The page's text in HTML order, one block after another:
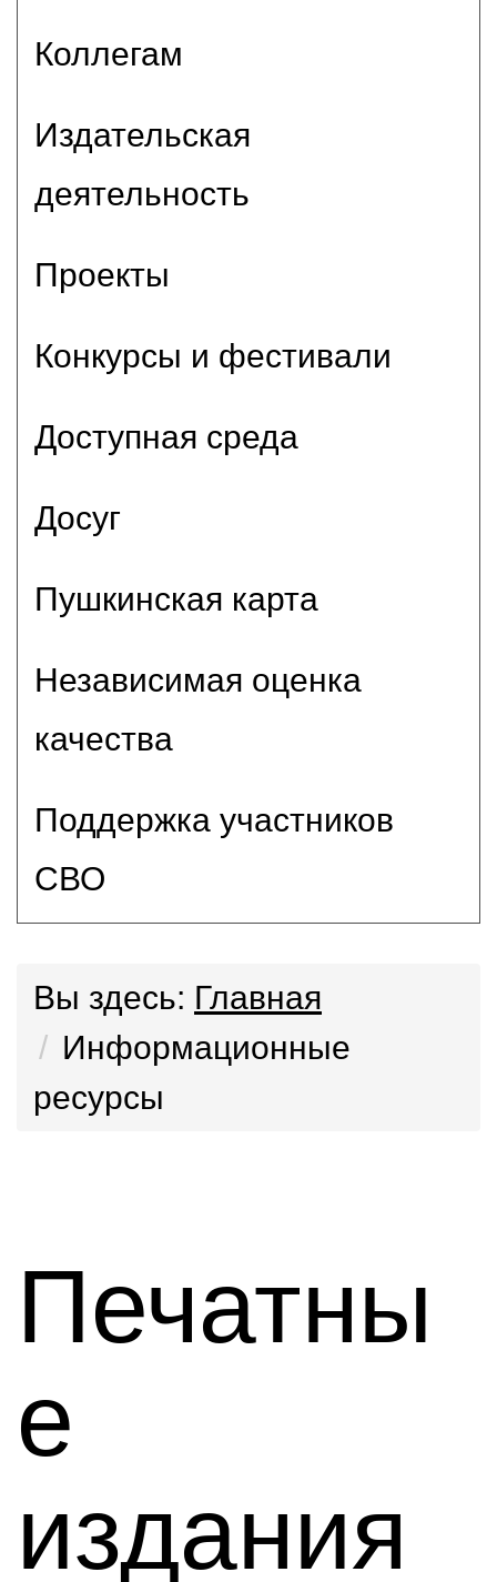
Коллегам
Издательская
деятельность
Проекты
Конкурсы и фестивали
Доступная среда
Досуг
Пушкинская карта
Независимая оценка
качества
Поддержка участников
СВО
Вы здесь: Главная
Информационные
ресурсы
Печатны
е
издания